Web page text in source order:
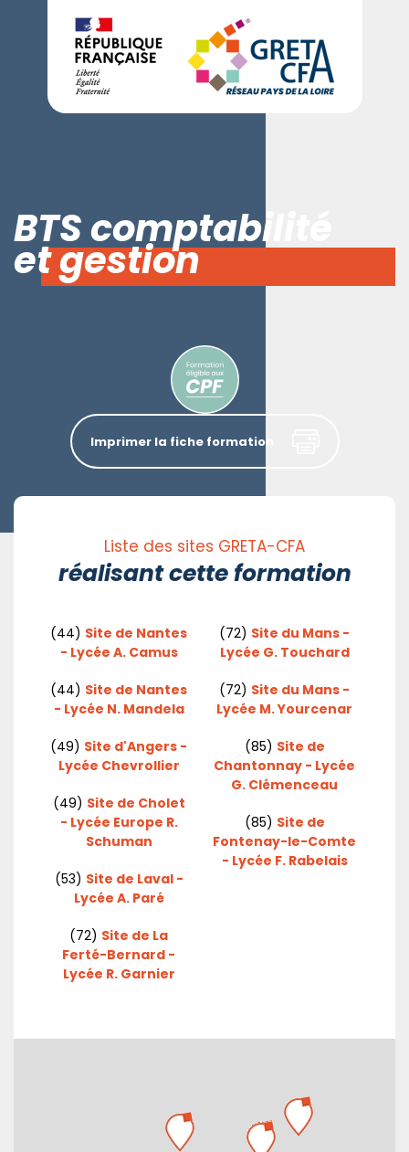
BTS comptabilité
et gestion
Imprimer la fiche formation
Liste des sites GRETA-CFA
réalisant cette formation
(44) Site de Nantes
- Lycée A. Camus
(44) Site de Nantes
- Lycée N. Mandela
(49) Site d'Angers -
Lycée Chevrollier
(49) Site de Cholet
- Lycée Europe R.
Schuman
(53) Site de Laval -
Lycée A. Paré
(72) Site de La
Ferté-Bernard -
Lycée R. Garnier
(72) Site du Mans -
Lycée G. Touchard
(72) Site du Mans -
Lycée M. Yourcenar
(85) Site de
Chantonnay - Lycée
G. Clémenceau
(85) Site de
Fontenay-le-Comte
- Lycée F. Rabelais